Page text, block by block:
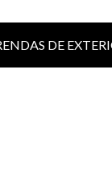
DE